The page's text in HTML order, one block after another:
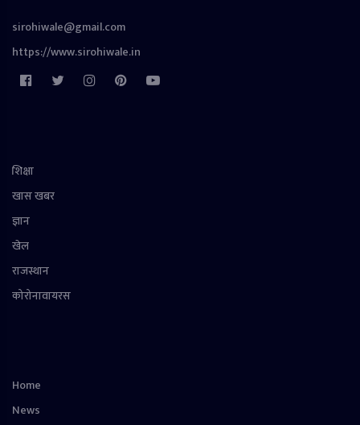
sirohiwale@gmail.com
https://www.sirohiwale.in
शिक्षा
खास खबर
ज्ञान
खेल
राजस्थान
कोरोनावायरस
Home
News